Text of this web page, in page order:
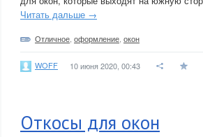
Читать дальше →
Отличное оформление окон
WOFF 10 июня 2020, 00:43
Откосы для окон